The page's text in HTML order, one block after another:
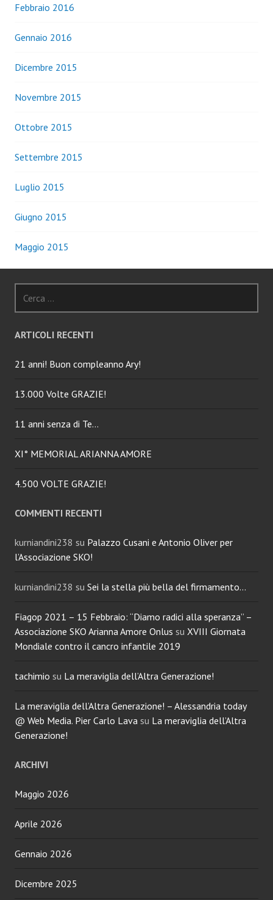
Febbraio 2016
Gennaio 2016
Dicembre 2015
Novembre 2015
Ottobre 2015
Settembre 2015
Luglio 2015
Giugno 2015
Maggio 2015
per:
ARTICOLI RECENTI
21 anni! Buon compleanno Ary!
13.000 Volte GRAZIE!
11 anni senza di Te…
XI° MEMORIAL ARIANNA AMORE
4.500 VOLTE GRAZIE!
COMMENTI RECENTI
kurniandini238 su Palazzo Cusani e Antonio Oliver per
l’Associazione SKO!
kurniandini238 su Sei la stella più bella del firmamento…
Fiagop 2021 – 15 Febbraio: “Diamo radici alla speranza” –
Associazione SKO Arianna Amore Onlus su XVIII Giornata
Mondiale contro il cancro infantile 2019
tachimio su La meraviglia dell’Altra Generazione!
La meraviglia dell’Altra Generazione! – Alessandria today
@ Web Media. Pier Carlo Lava su La meraviglia dell’Altra
Generazione!
ARCHIVI
Maggio 2026
Aprile 2026
Gennaio 2026
Dicembre 2025